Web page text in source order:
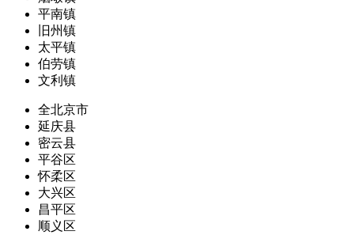
平南镇
旧州镇
太平镇
伯劳镇
文利镇
全北京市
延庆县
密云县
平谷区
怀柔区
大兴区
昌平区
顺义区